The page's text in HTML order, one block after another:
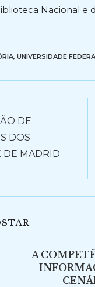
Nacional e
, UNIVERSIDADE
DE
DOS
DE MADRID
A